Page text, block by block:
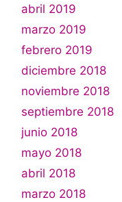
abril 2019
marzo 2019
febrero 2019
diciembre 2018
noviembre 2018
septiembre 2018
junio 2018
mayo 2018
abril 2018
marzo 2018